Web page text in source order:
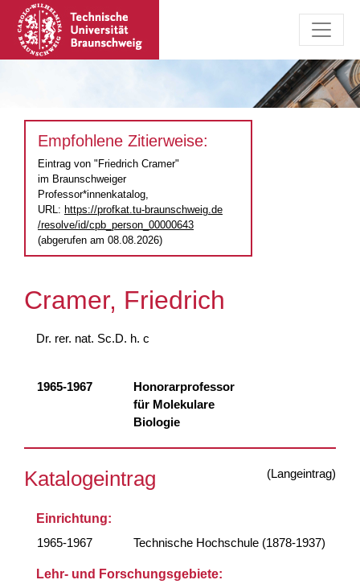
Empfohlene Zitierweise:
Eintrag von "Friedrich Cramer"
im Braunschweiger
Professor*innenkatalog,
URL: https://profkat.tu-braunschweig.de
/resolve/id/cpb_person_00000643
(abgerufen am 08.08.2026)
Cramer, Friedrich
Dr. rer. nat. Sc.D. h. c
1965-1967
Honorarprofessor
für Molekulare
Biologie
(Langeintrag)
Katalogeintrag
Einrichtung:
1965-1967
Technische Hochschule (1878-1937)
Lehr- und Forschungsgebiete: